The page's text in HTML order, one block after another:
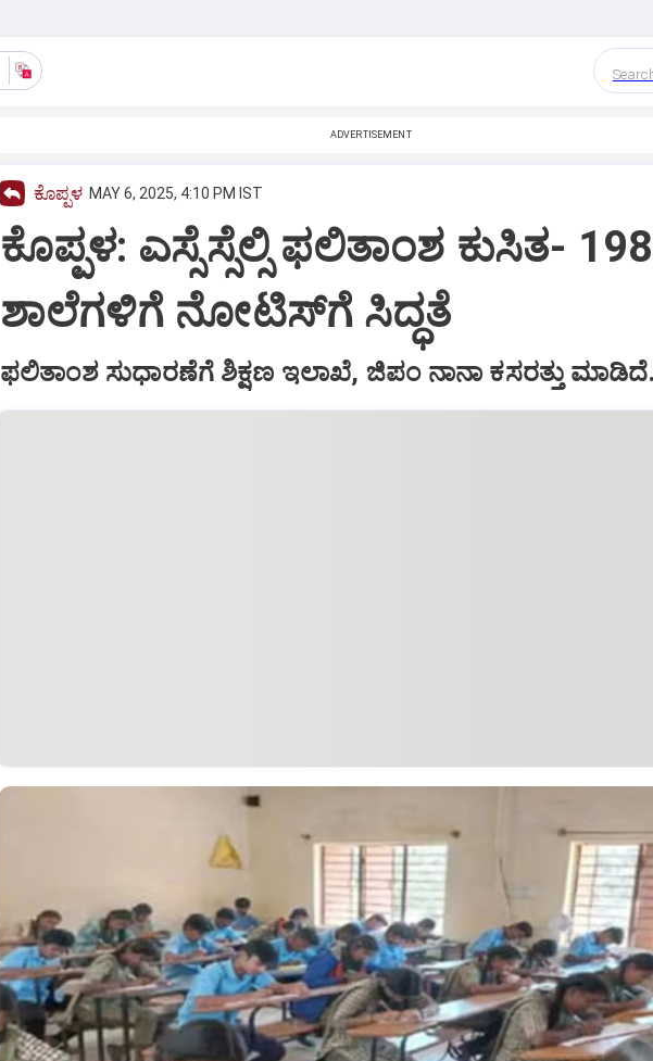
ADVERTISEMENT
ಕೊಪ್ಪಳ MAY 6, 2025, 4:10 PM IST
ಕೊಪ್ಪಳ: ಎಸ್ಸೆಸ್ಸೆಲ್ಸಿ ಫಲಿತಾಂಶ ಕುಸಿತ- 198
ಶಾಲೆಗಳಿಗೆ ನೋಟಿಸ್‌ಗೆ ಸಿದ್ಧತೆ
ಫಲಿತಾಂಶ ಸುಧಾರಣೆಗೆ ಶಿಕ್ಷಣ ಇಲಾಖೆ, ಜಿಪಂ ನಾನಾ ಕಸರತ್ತು